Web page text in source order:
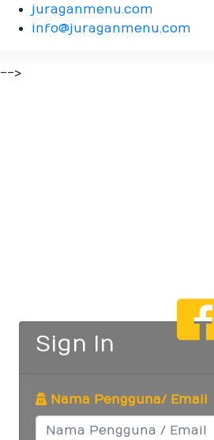
juraganmenu.com
info@juraganmenu.com
-->
Sign In
Nama Pengguna/ Email